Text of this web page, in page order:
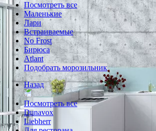
Посмотреть все
Маленькие
Лари
Встраиваемые
No Frost
Бирюса
Atlant
Подобрать морозильник
Назад
Посмотреть все
Dunavox
Liebherr